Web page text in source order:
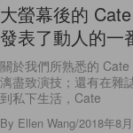
大螢幕後的
發表了動人的一
關於我們所熟悉的
漓盡致演技；還有在雜
到私下生活，Cate
By Ellen Wang/2018年8